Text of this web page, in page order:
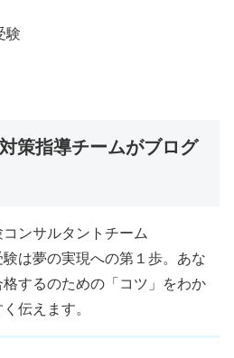
験
策指導チームがブログ
ンサルタントチーム
験は夢の実現への第１歩。あな
格するのための「コツ」をわか
伝えます。